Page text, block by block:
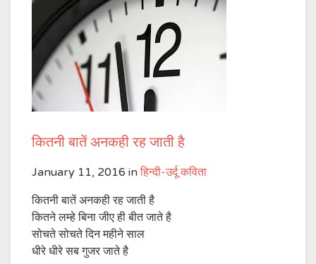
कितनी बातें अनकही रह जाती है
January 11, 2016 in हिन्दी-उर्दू कविता
कितनी बातें अनकही रह जाती है
कितने लम्हे बिना जीए ही बीत जाते है
सोचते सोचते दिन महीने साल
धीरे धीरे सब गुजर जाते है